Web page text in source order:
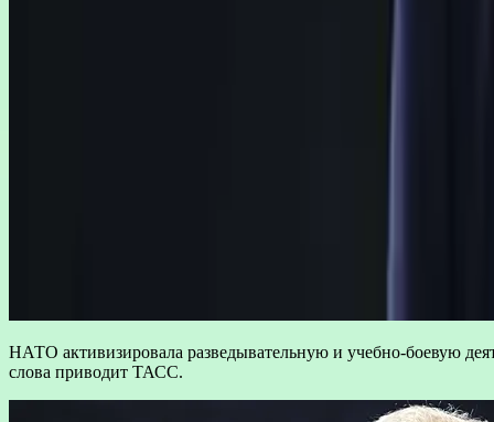
НАТО активизировала разведывательную и учебно-боевую
слова приводит ТАСС.